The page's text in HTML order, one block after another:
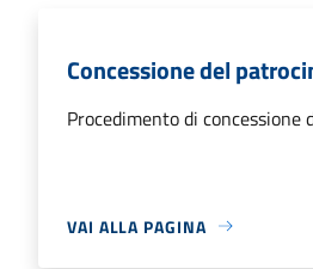
Concessione del
Procedimento di concessione
VAI ALLA PAGINA